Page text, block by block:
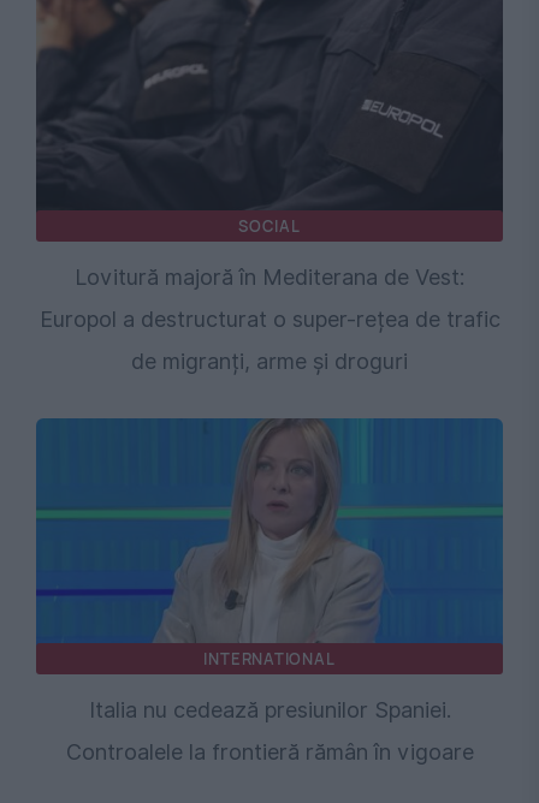
SOCIAL
Lovitură majoră în Mediterana de Vest:
Europol a destructurat o super-rețea de trafic
de migranți, arme și droguri
INTERNATIONAL
Italia nu cedează presiunilor Spaniei.
Controalele la frontieră rămân în vigoare